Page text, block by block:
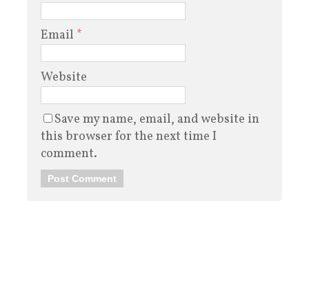
Email *
Website
Save my name, email, and website in
this browser for the next time I
comment.